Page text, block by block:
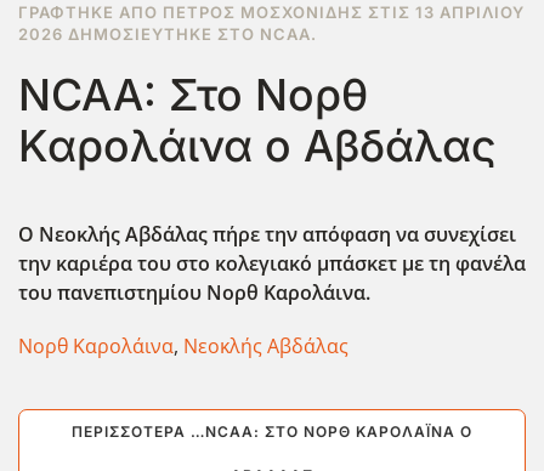
ΓΡΆΦΤΗΚΕ ΑΠΌ ΠΈΤΡΟΣ ΜΟΣΧΟΝΊΔΗΣ ΣΤΙΣ 13 ΑΠΡΙΛΊΟΥ
2026 ΔΗΜΟΣΙΕΎΤΗΚΕ ΣΤΟ NCAA.
NCAA: Στο Νορθ
Καρολάινα ο Αβδάλας
Ο Νεοκλής Αβδάλας π΄ηρε την απόφαση να συνεχίσει
την καριέρα του στο κολεγιακό μπάσκετ με τη φανέλα
του πανεπιστημίου Νορθ Καρολάινα.
Νορθ Καρολάινα, Νεοκλής Αβδάλας
ΠΕΡΙΣΣΌΤΕΡΑ …NCAA: ΣΤΟ ΝΟΡΘ ΚΑΡΟΛΆΙΝΑ Ο